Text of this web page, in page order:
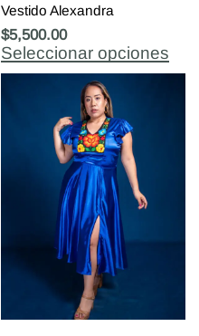
Vestido Alexandra
$5,500.00
Seleccionar opciones